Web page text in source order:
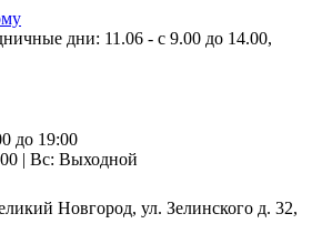
дни: 11.06 - с 9.00 до 14.00,
до 19:00
| Вс: Выходной
Новгород, ул. Зелинского д. 32,